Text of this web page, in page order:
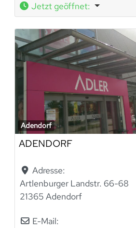
Jetzt geöffnet:
Adendorf
ADENDORF
Adresse:
Artlenburger Landstr. 66-68
21365 Adendorf
E-Mail: